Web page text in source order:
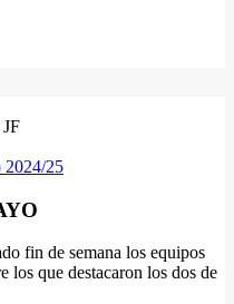
2024/25
fin de semana los equipos
que destacaron los dos de